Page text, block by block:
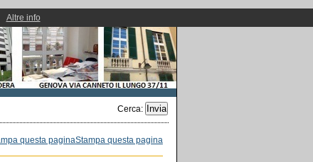
Altre info
Cerca:
Stampa questa pagina